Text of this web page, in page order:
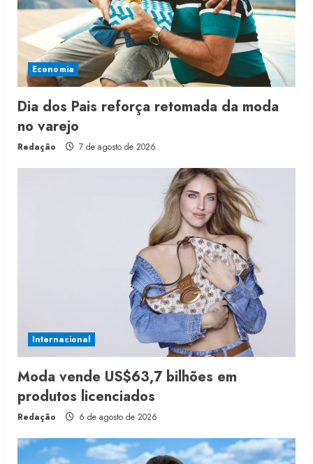
Economia
Dia dos Pais reforça retomada da moda
no varejo
Redação 7 de agosto de 2026
Internacional
Moda vende US$63,7 bilhões em
produtos licenciados
Redação 6 de agosto de 2026